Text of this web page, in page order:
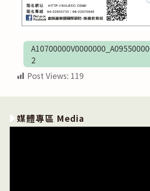
2
Post Views: 119
媒體專區 Media